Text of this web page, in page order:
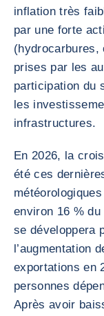
inflation très
par une forte
prises par les
participation du
les
infrastructures.
En 2026, la
été ces
environ 16 % du
se développera
l’augmentation
exportations en
personnes
Après avoir